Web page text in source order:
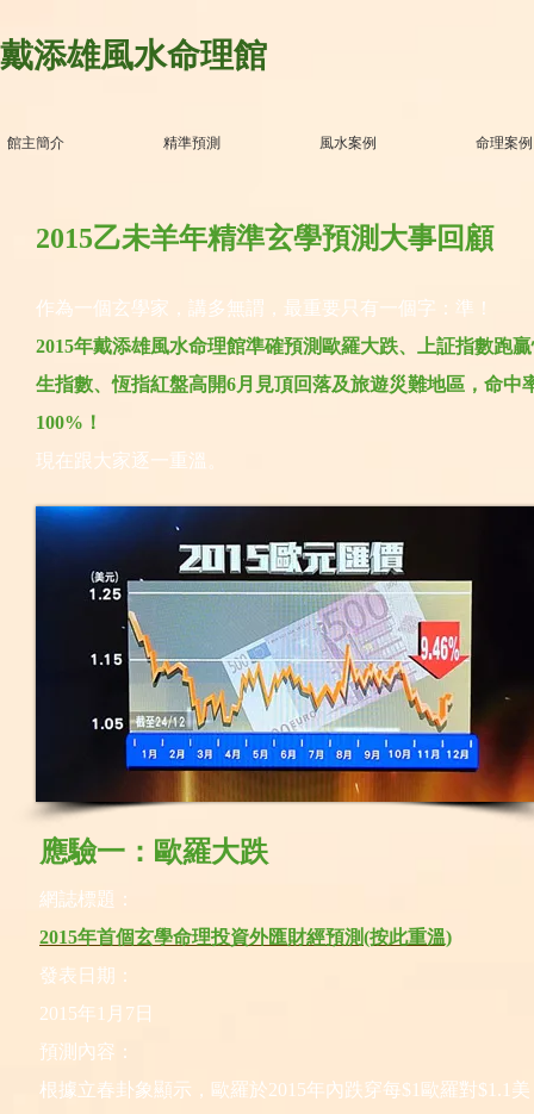
戴添雄風水命理館
館主簡介 精準預測 風水案例 命理案例
2015乙未羊年精準玄學預測大事回顧
應驗一： 歐羅大跌
網誌標題：
2015年首個玄學命理投資外匯財經預測(按此重溫)
發表日期：
2015年1月7日
預測內容：
根據立春卦象顯示，歐羅於2015年內跌穿每$1歐羅對$1.1美
作為一個玄學家，講多無謂，最重要只有一個字：準！
2015年戴添雄風水命理館準確預測歐羅大跌、上証指數跑
生指數、恆指紅盤高開6月見頂回落及旅遊災難地區，命中
100%！
現在跟大家逐一重溫。